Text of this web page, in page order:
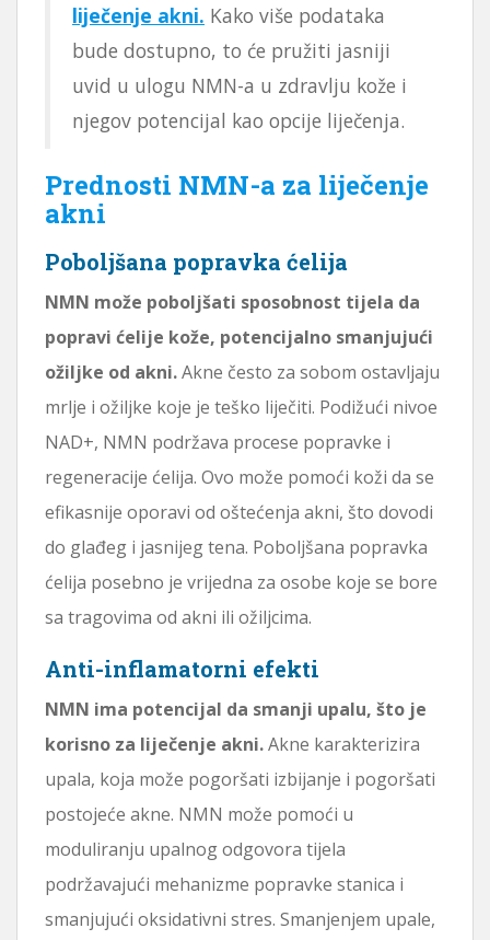
liječenje akni. Kako više podataka
bude dostupno, to će pružiti jasniji
uvid u ulogu NMN-a u zdravlju kože i
njegov potencijal kao opcije liječenja.
Prednosti NMN-a za liječenje
akni
Poboljšana popravka ćelija
NMN može poboljšati sposobnost tijela da
popravi ćelije kože, potencijalno smanjujući
ožiljke od akni.Akne često za sobom ostavljaju
mrlje i ožiljke koje je teško liječiti. Podižući nivoe
NAD+, NMN podržava procese popravke i
regeneracije ćelija. Ovo može pomoći koži da se
efikasnije oporavi od oštećenja akni, što dovodi
do glađeg i jasnijeg tena. Poboljšana popravka
ćelija posebno je vrijedna za osobe koje se bore
sa tragovima od akni ili ožiljcima.
Anti-inflamatorni efekti
NMN ima potencijal da smanji upalu, što je
korisno za liječenje akni.Akne karakterizira
upala, koja može pogoršati izbijanje i pogoršati
postojeće akne. NMN može pomoći u
moduliranju upalnog odgovora tijela
podržavajući mehanizme popravke stanica i
smanjujući oksidativni stres. Smanjenjem upale,